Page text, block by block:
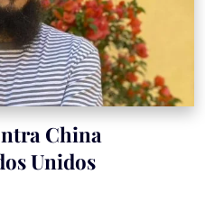
China
Unidos